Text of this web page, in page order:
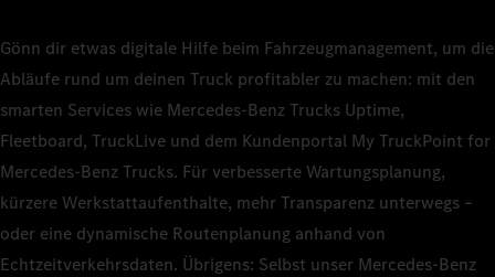
Gönn dir etwas digitale Hilfe beim Fahrzeugmanagement, um die
Abläufe rund um deinen Truck profitabler zu machen: mit den
smarten Services wie Mercedes‑Benz Trucks Uptime,
Fleetboard, TruckLive und dem Kundenportal My TruckPoint for
Mercedes‑Benz Trucks. Für verbesserte Wartungsplanung,
kürzere Werkstattaufenthalte, mehr Transparenz unterwegs –
oder eine dynamische Routenplanung anhand von
Echtzeitverkehrsdaten. Übrigens: Selbst unser Mercedes‑Benz